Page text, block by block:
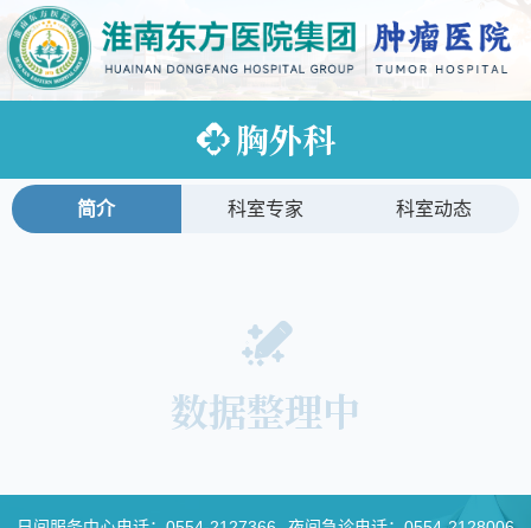
胸外科
简介 科室专家 科室动态
数据整理中